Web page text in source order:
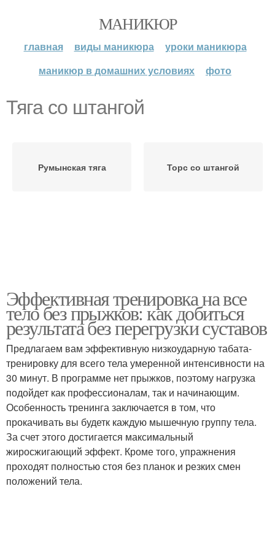
МАНИКЮР
главная виды маникюра
уроки маникюра
маникюр в домашних условиях
фото
Тяга со штангой
Румынская тяга Торс со штангой
Эффективная тренировка на все
тело без прыжков: как добиться
результата без перегрузки суставов
Предлагаем вам эффективную низкоударную табата-
тренировку для всего тела умеренной интенсивности на
30 минут. В программе нет прыжков, поэтому нагрузка
подойдет как профессионалам, так и начинающим.
Особенность тренинга заключается в том, что
прокачивать вы будетк каждую мышечную группу тела.
За счет этого достигается максимальный
жиросжигающий эффект. Кроме того, упражнения
проходят полностью стоя без планок и резких смен
положений тела.